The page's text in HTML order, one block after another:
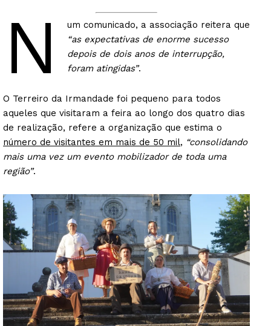
N
um comunicado, a associação reitera que
“as expectativas de enorme sucesso
depois de dois anos de interrupção,
foram atingidas”.
O Terreiro da Irmandade foi pequeno para todos
aqueles que visitaram a feira ao longo dos quatro dias
de realização, refere a organização que estima o
número de visitantes em mais de 50 mil, “consolidando
mais uma vez um evento mobilizador de toda uma
região”.